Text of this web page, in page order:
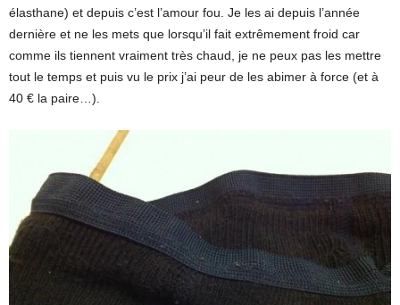
élasthane) et depuis c’est l’amour fou. Je les ai depuis l’année
dernière et ne les mets que lorsqu’il fait extrêmement froid car
comme ils tiennent vraiment très chaud, je ne peux pas les mettre
tout le temps et puis vu le prix j’ai peur de les abimer à force (et à
40 € la paire…).